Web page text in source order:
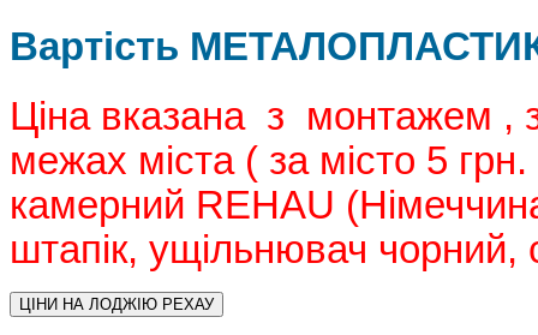
Вартість
Ціна вказана з монтажем ,
межах міста ( за місто 5
камерний REHAU
штапік, ущільнювач